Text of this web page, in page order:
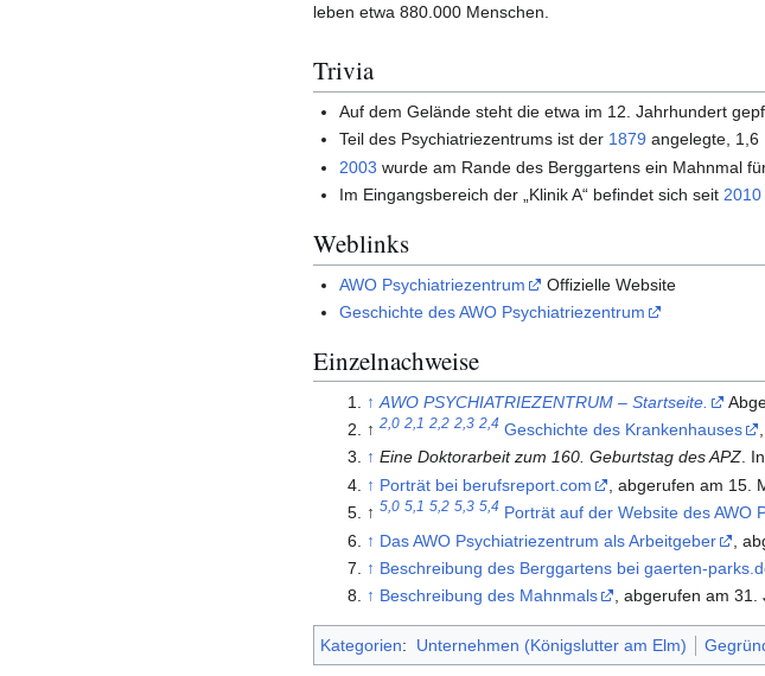
leben etwa 880.000 Menschen.
Trivia
Auf dem Gelände steht die etwa im 12. Jahrhundert
Teil des Psychiatriezentrums ist der 1879 angelegte, 1,6
2003 wurde am Rande des Berggartens ein Mahnmal
Im Eingangsbereich der „Klinik A“ befindet sich seit 2010
Weblinks
AWO Psychiatriezentrum
Offizielle Website
Geschichte des AWO Psychiatriezentrum
Einzelnachweise
↑ AWO PSYCHIATRIEZENTRUM – Startseite.
↑ 2,0 2,1 2,2 2,3 2,4 Geschichte des Krankenhauses
↑ Eine Doktorarbeit zum 160. Geburtstag des APZ.
↑ Porträt bei berufsreport.com
, abgerufen am 15.
↑ 5,0 5,1 5,2 5,3 5,4 Porträt auf der Website des AWO
↑ Das AWO Psychiatriezentrum als Arbeitgeber
,
↑ Beschreibung des Berggartens bei gaerten-
↑ Beschreibung des Mahnmals , abgerufen am 31.
Kategorien: Unternehmen (Königslutter am Elm)